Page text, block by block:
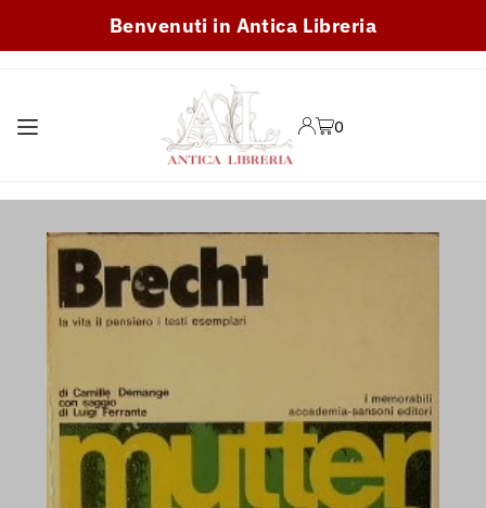
TRANSLATION MISSING:
Benvenuti in Antica Libreria
0